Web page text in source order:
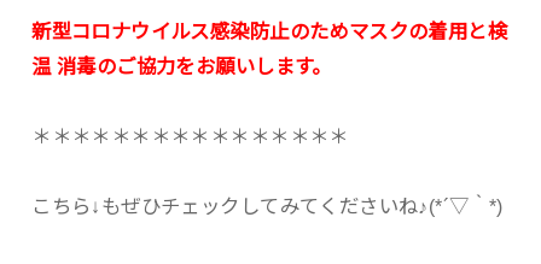
新型コロナウイルス感染防止のためマスクの着用と検
温 消毒のご協力をお願いします。
＊＊＊＊＊＊＊＊＊＊＊＊＊＊＊＊
こちら↓もぜひチェックしてみてくださいね♪(*´▽｀*)